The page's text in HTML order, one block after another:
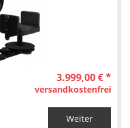
3.999,00 € *
versandkostenfrei
Weiter